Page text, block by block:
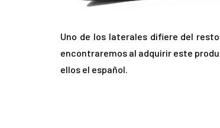
Uno de los laterales difiere del
encontraremos al adquirir este
ellos el español.